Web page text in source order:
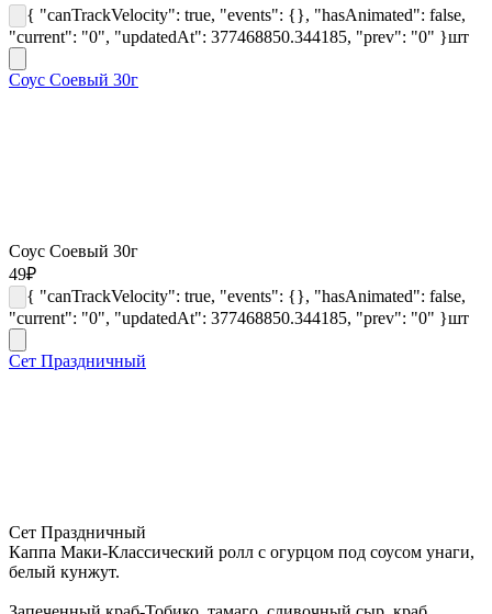
{ "canTrackVelocity": true, "events": {}, "hasAnimated": false,
"current": "0", "updatedAt": 377468850.344185, "prev": "0" }шт
Соус Соевый 30г
Соус Соевый 30г
49₽
{ "canTrackVelocity": true, "events": {}, "hasAnimated": false,
"current": "0", "updatedAt": 377468850.344185, "prev": "0" }шт
Сет Праздничный
Сет Праздничный
Каппа Маки-Классический ролл с огурцом под соусом унаги,
белый кунжут.